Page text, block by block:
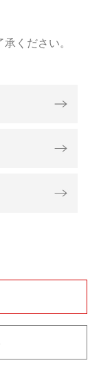
ください。